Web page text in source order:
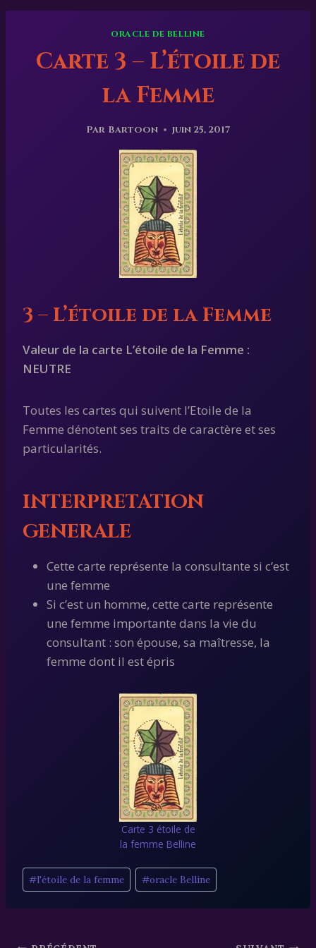
ORACLE DE BELLINE
Carte 3 – L’étoile de
la Femme
Par Bartoon juin 25, 2017
3 – L’étoile de la Femme
Valeur de la carte L’étoile de la Femme :
NEUTRE
Toutes les cartes qui suivent l’Etoile de la
Femme dénotent ses traits de caractère et ses
particularités.
INTERPRETATION
GENERALE
Cette carte représente la consultante si c’est
une femme
Si c’est un homme, cette carte représente
une femme importante dans la vie du
consultant : son épouse, sa maîtresse, la
femme dont il est épris
Carte 3 étoile de
la femme Belline
Étiquettes
de
#l'étoile de la femme #oracle Belline